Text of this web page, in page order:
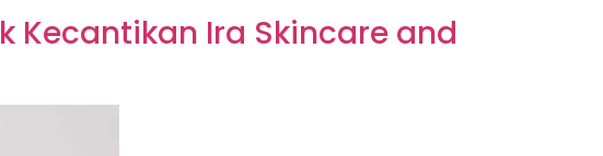
Kecantikan Ira Skincare and